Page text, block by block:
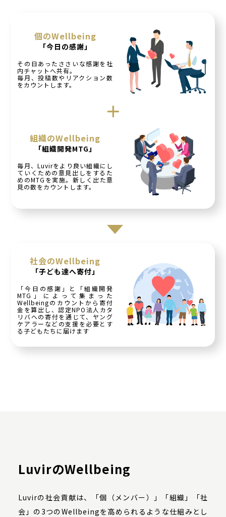
個のWellbeing
「今日の感謝」
その日あったささいな感謝を社
内チャットへ共有。
毎月、投稿数やリアクション数
をカウントします。
＋
組織のWellbeing
「組織開発MTG」
毎月、Luvirをより良い組織にし
ていくための意見出しをするた
めのMTGを実施。新しく出た意
見の数をカウントします。
社会のWellbeing
「子ども達へ寄付」
「今日の感謝」と「組織開発
MTG」によって集まった
Wellbeingのカウントから寄付
金を算出し、認定NPO法人カタ
リバへの寄付を通じて、ヤング
ケアラーなどの支援を必要とす
る子どもたちに届けます
LuvirのWellbeing
Luvirの社会貢献は、「個（メンバー）」「組織」「社
会」の3つのWellbeingを高められるような仕組みとし